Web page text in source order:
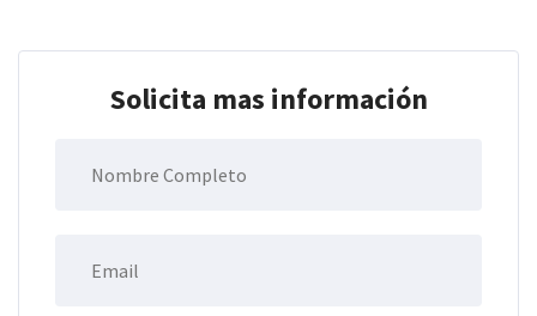
Solicita mas información